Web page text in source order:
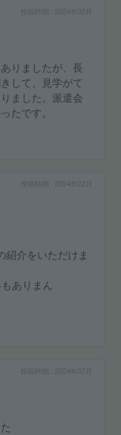
2024年02月
りましたが、長
して、見学がて
ました。派遣会
たです。
2024年02月
紹介をいただけま
ありまん
2024年07月